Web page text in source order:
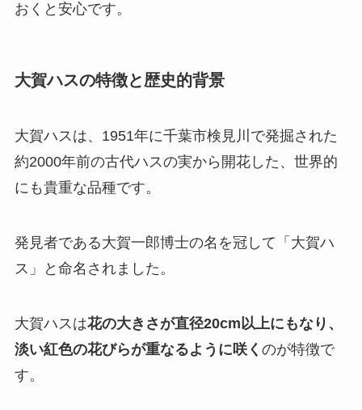
おくと安心です。
大賀ハスの特徴と歴史的背景
大賀ハスは、1951年に千葉市検見川で発掘された
約2000年前の古代ハスの実から開花した、世界的
にも貴重な品種です。
発見者である大賀一郎博士の名を冠して「大賀ハ
ス」と命名されました。
大賀ハスは花の大きさが直径20cm以上にもなり、
淡い紅色の花びらが重なるように咲く のが特徴で
す。